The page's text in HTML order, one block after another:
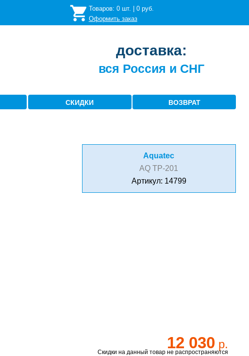
Товаров: 0шт. | 0руб.
Оформить заказ
доставка:
вся Россия и СНГ
СКИДКИ ВОЗВРАТ
Aquatec
AQ TP-201
Артикул: 14799
12 030 р.
Скидки на данный товар не распространяются